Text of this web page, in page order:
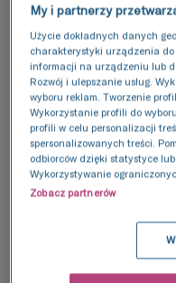
Parametry badania
Badanie
parametry
wykonywane jest
aktualnymi
Zdrowia – wg VI
My i partnerzy
Użycie dokładnych danych
charakterystyki urządzenia
informacji na urządzeniu lub
Rozwój i ulepszanie usług.
wyboru reklam. Tworzenie
Wykorzystanie profili do
profili w celu personalizacji
spersonalizowanych treści.
odbiorców dzięki statystyce
Wykorzystywanie
Zobacz partnerów